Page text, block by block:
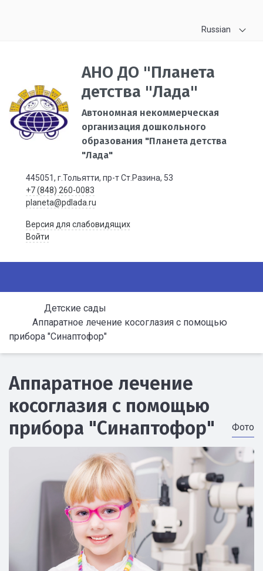
Russian
АНО ДО "Планета
детства "Лада"
Автономная некоммерческая
организация дошкольного
образования "Планета детства
"Лада"
445051, г.Тольятти, пр-т Ст.Разина, 53
+7 (848) 260-0083
planeta@pdlada.ru
Версия для слабовидящих
Войти
Детские сады
Аппаратное лечение косоглазия с помощью
прибора "Синаптофор"
Аппаратное лечение
косоглазия с помощью
прибора "Синаптофор"
Фото